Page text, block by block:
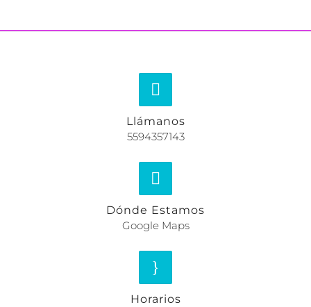
Llámanos
5594357143
Dónde Estamos
Google Maps
Horarios